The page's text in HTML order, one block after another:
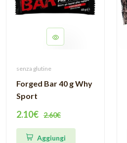
senza glutine
Forged Bar 40 g Why
Sport
2.10€ 2.60€
Aggiungi